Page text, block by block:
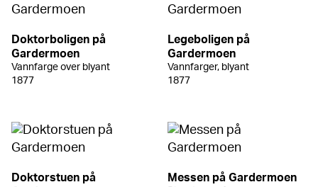
Doktorboligen på
Gardermoen
Vannfarge over blyant
1877
Legeboligen på
Gardermoen
Vannfarger, blyant
1877
Doktorstuen på
Messen på Gardermoen